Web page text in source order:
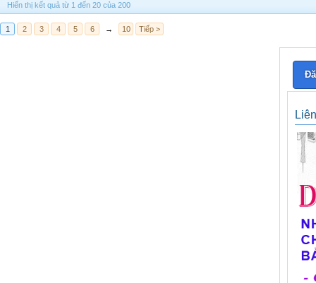
Hiển thị kết quả từ 1 đến 20 của 200
1 2 3 4 5 6 → 10 Tiếp >